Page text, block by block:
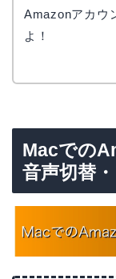
Amazonアカウ
よ！
Macでの
音声切替